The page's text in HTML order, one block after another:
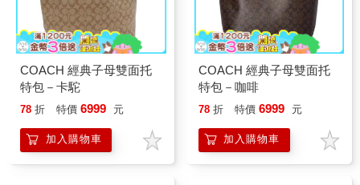
COACH 經典子母雙面托
特包－卡駝
78 折 特價 6999 元
加入購物車
COACH 經典子母雙面托
特包－咖啡
78 折 特價 6999 元
加入購物車